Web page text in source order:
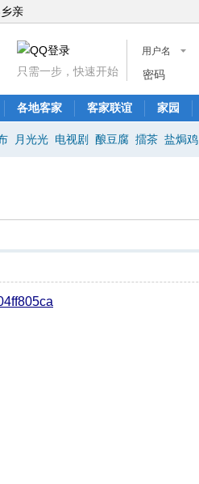
亲
用户名
密码
只需一步，快速开始
各地客家 客家联谊 家园
月光光 电视剧 酿豆腐 擂茶 盐焗鸡